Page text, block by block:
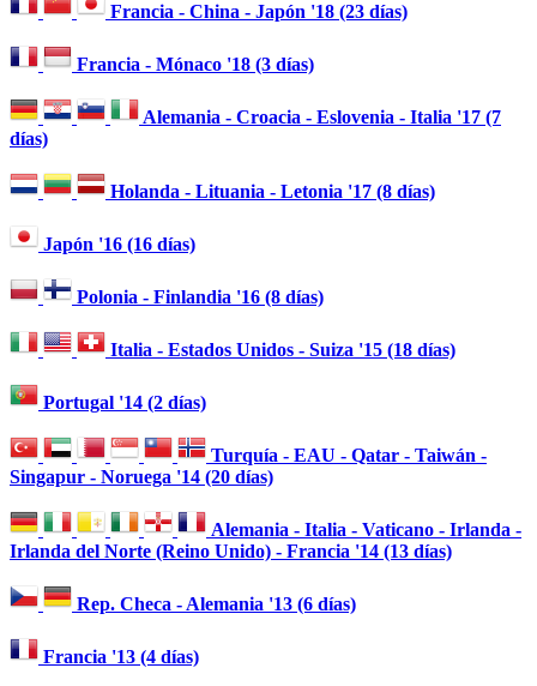
Francia - China - Japón '18 (23 días)
Francia - Mónaco '18 (3 días)
Alemania - Croacia - Eslovenia - Italia '17 (7
días)
Holanda - Lituania - Letonia '17 (8 días)
Japón '16 (16 días)
Polonia - Finlandia '16 (8 días)
Italia - Estados Unidos - Suiza '15 (18 días)
Portugal '14 (2 días)
Turquía - EAU - Qatar - Taiwán -
Singapur - Noruega '14 (20 días)
Alemania - Italia - Vaticano - Irlanda -
Irlanda del Norte (Reino Unido) - Francia '14 (13 días)
Rep. Checa - Alemania '13 (6 días)
Francia '13 (4 días)